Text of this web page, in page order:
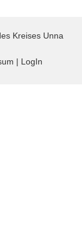
Kreises Unna
| LogIn